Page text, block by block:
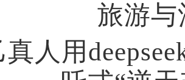
旅游与
真人用